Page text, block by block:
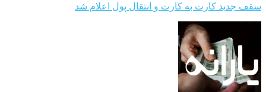
سقف جدید کارت به کارت و انتقال پول اعلام شد